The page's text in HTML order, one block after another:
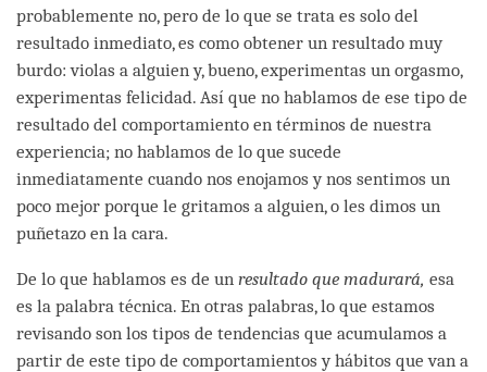
probablemente no, pero de lo que se trata es solo del
resultado inmediato, es como obtener un resultado muy
burdo: violas a alguien y, bueno, experimentas un orgasmo,
experimentas felicidad. Así que no hablamos de ese tipo de
resultado del comportamiento en términos de nuestra
experiencia; no hablamos de lo que sucede
inmediatamente cuando nos enojamos y nos sentimos un
poco mejor porque le gritamos a alguien, o les dimos un
puñetazo en la cara.
De lo que hablamos es de un resultado que madurará, esa
es la palabra técnica. En otras palabras, lo que estamos
revisando son los tipos de tendencias que acumulamos a
partir de este tipo de comportamientos y hábitos que van a